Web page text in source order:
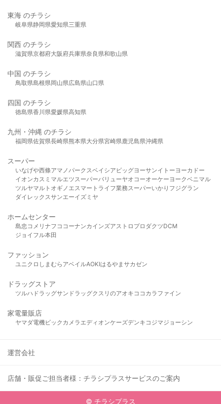
東海 のチラシ
岐阜県静岡県愛知県三重県
関西 のチラシ
滋賀県京都府大阪府兵庫県奈良県和歌山県
中国 のチラシ
鳥取県島根県岡山県広島県山口県
四国 のチラシ
徳島県香川県愛媛県高知県
九州・沖縄 のチラシ
福岡県佐賀県長崎県熊本県大分県宮崎県 鹿児島県沖縄県
スーパー
いなげや西條アマノパークスベイシア ビッグヨーサンイトーヨーカドー
イオンカスミ マルエツ スーパーバリューヤオコーオーケー ヨークベニマル
ツルヤマルト オギノ エスマート ライフ業務スーパーいかり フジグラン
ダイレックスサンエーイズミヤ
ホームセンター
島忠 コメリ ナフコ コーナンカインズアストロプロダクツDCM
ジョイフル本田
ファッション
ユニクロ しまむら アベイルAOKIはるやま サカゼン
ドラッグストア
ツルハドラッグサンドラッグクスリのアオキ ココカラファイン
家電量販店
ヤマダ電機ビックカメラ エディオンケーズデンキ コジマジョーシン
運営会社
店舗・販促ご担当者様：チラシプラスサービスのご案内
© チラシプラス